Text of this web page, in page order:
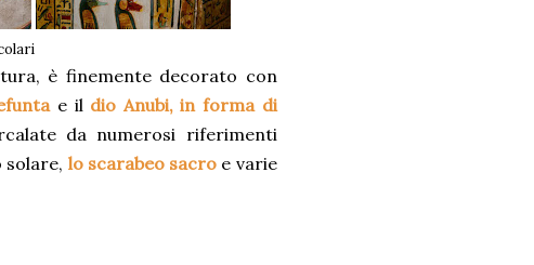
è finemente decorato con
e il dio Anubi, in forma di
da numerosi riferimenti
solare, lo scarabeo sacro e varie